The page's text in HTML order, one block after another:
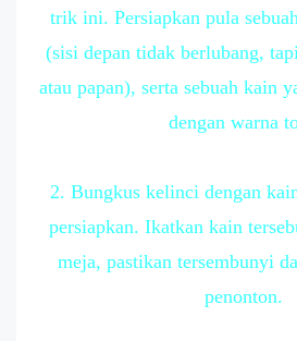
trik ini. Persiapkan pula
(sisi depan tidak berlubang,
atau papan), serta sebuah kain
dengan warna
2. Bungkus kelinci dengan
persiapkan. Ikatkan kain
meja, pastikan tersembunyi
penonton.